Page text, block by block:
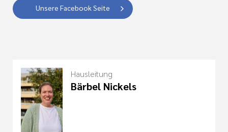
Unsere Facebook Seite
Hausleitung
Bärbel Nickels